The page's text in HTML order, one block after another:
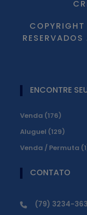
ENCONTRE
Venda (176)
Aluguel (129)
Venda / Permuta
CONTATO
(79) 3234-